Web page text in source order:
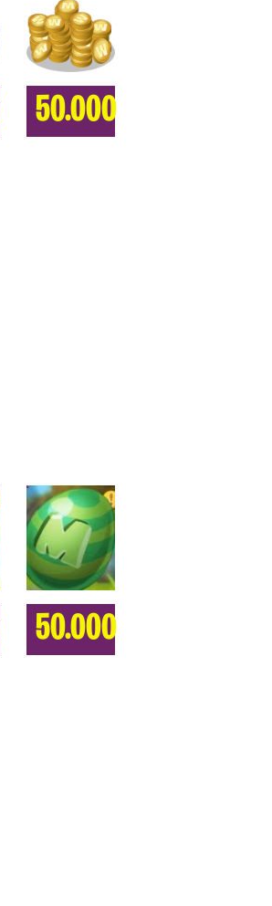
50.000
50.000